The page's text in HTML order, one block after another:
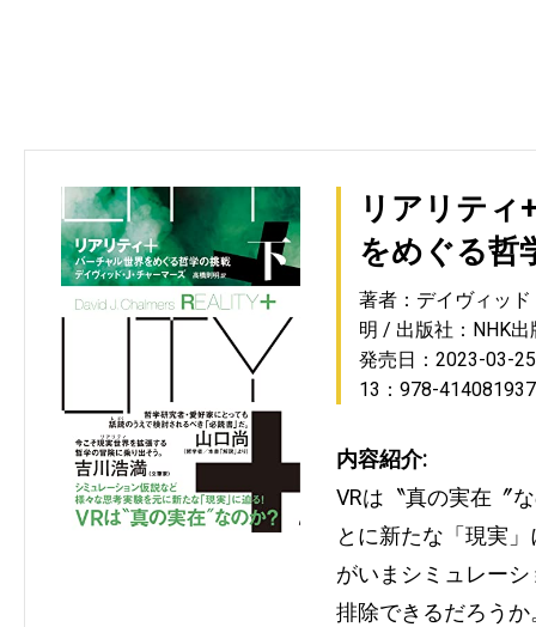
リアリティ
をめぐる哲
著者：デイヴィッ
明
出版社：NHK出
発売日：2023-03-25
13：978-
内容紹介:
VRは〝真の実在〞
とに新たな「現実
がいまシミュレー
排除できるだろう